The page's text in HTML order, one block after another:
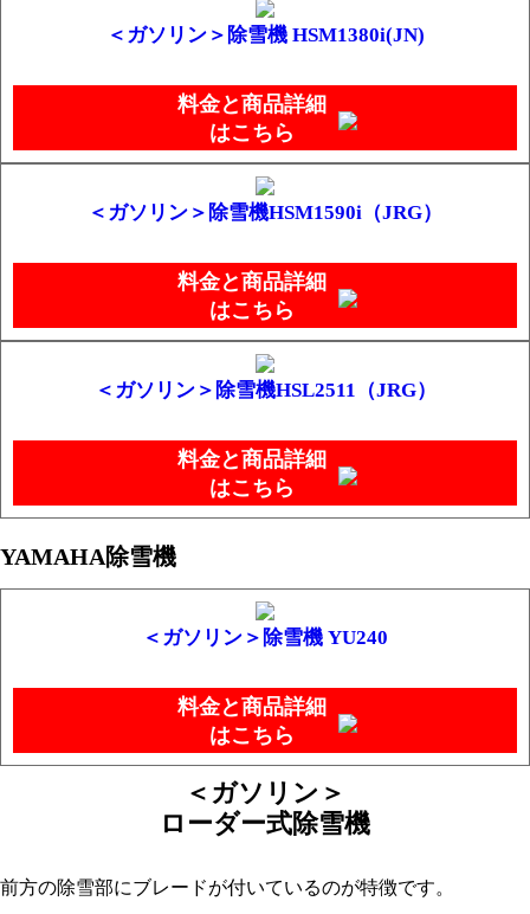
＜ガソリン＞除雪機 HSM1380i(JN)
料金と商品詳細
はこちら
＜ガソリン＞除雪機HSM1590i（JRG）
料金と商品詳細
はこちら
＜ガソリン＞除雪機HSL2511（JRG）
料金と商品詳細
はこちら
YAMAHA除雪機
＜ガソリン＞除雪機 YU240
料金と商品詳細
はこちら
＜ガソリン＞
ローダー式除雪機
前方の除雪部にブレードが付いているのが特徴です。